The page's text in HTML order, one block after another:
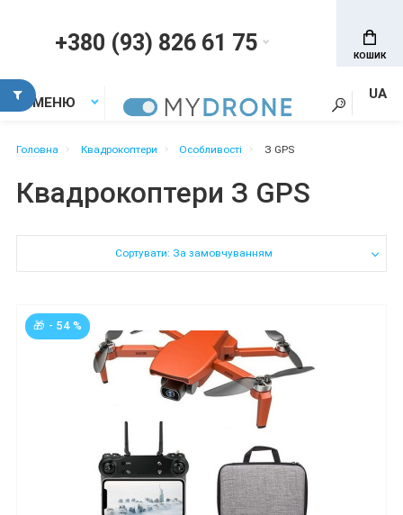
+380 (93) 826 61 75 КОШИК
МЕНЮ
UA
Головна Квадрокоптери Особливості З GPS
Квадрокоптери З GPS
Сортувати: За замовчуванням
🎁 - 54 %